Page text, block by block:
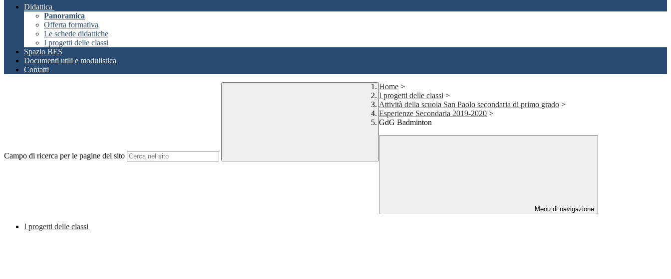
Didattica
Panoramica
Offerta formativa
Le schede didattiche
I progetti delle classi
Spazio BES
Documenti utili e modulistica
Contatti
Campo di ricerca per le pagine del sito
Home >
I progetti delle classi >
Attività della scuola San Paolo secondaria di primo grado >
Esperienze Secondaria 2019-2020 >
GdG Badminton
Menu di navigazione
I progetti delle classi